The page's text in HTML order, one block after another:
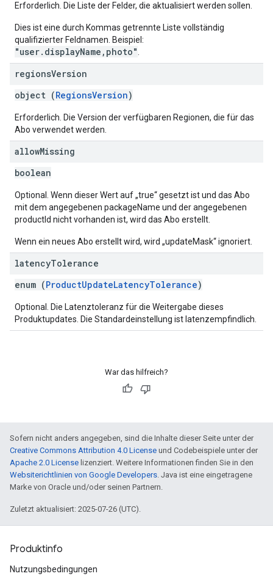
Erforderlich. Die Liste der Felder, die aktualisiert werden sollen.
Dies ist eine durch Kommas getrennte Liste vollständig
qualifizierter Feldnamen. Beispiel:
"user.displayName,photo"
regionsVersion
object (RegionsVersion)
Erforderlich. Die Version der verfügbaren Regionen, die für das
Abo verwendet werden.
allowMissing
boolean
Optional. Wenn dieser Wert auf „true“ gesetzt ist und das Abo
mit dem angegebenen packageName und der angegebenen
productId nicht vorhanden ist, wird das Abo erstellt.
Wenn ein neues Abo erstellt wird, wird „updateMask“ ignoriert.
latencyTolerance
enum (ProductUpdateLatencyTolerance)
Optional. Die Latenztoleranz für die Weitergabe dieses
Produktupdates. Die Standardeinstellung ist latenzempfindlich.
War das hilfreich?
Sofern nicht anders angegeben, sind die Inhalte dieser Seite unter der
Creative Commons Attribution 4.0 License und Codebeispiele unter der
Apache 2.0 License lizenziert. Weitere Informationen finden Sie in den
Websiterichtlinien von Google Developers. Java ist eine eingetragene
Marke von Oracle und/oder seinen Partnern.
Zuletzt aktualisiert: 2025-07-26 (UTC).
Produktinfo
Nutzungsbedingungen